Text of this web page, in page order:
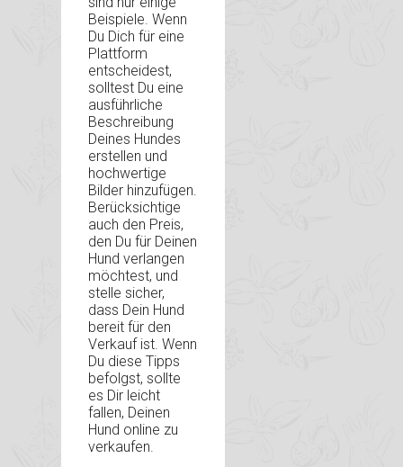
Beispiele. Wenn
Du Dich für eine
Plattform
entscheidest,
solltest Du eine
ausführliche
Beschreibung
Deines Hundes
erstellen und
hochwertige
Bilder hinzufügen.
Berücksichtige
auch den Preis,
den Du für Deinen
Hund verlangen
möchtest, und
stelle sicher,
dass Dein Hund
bereit für den
Verkauf ist. Wenn
Du diese Tipps
befolgst, sollte
es Dir leicht
fallen, Deinen
Hund online zu
verkaufen.